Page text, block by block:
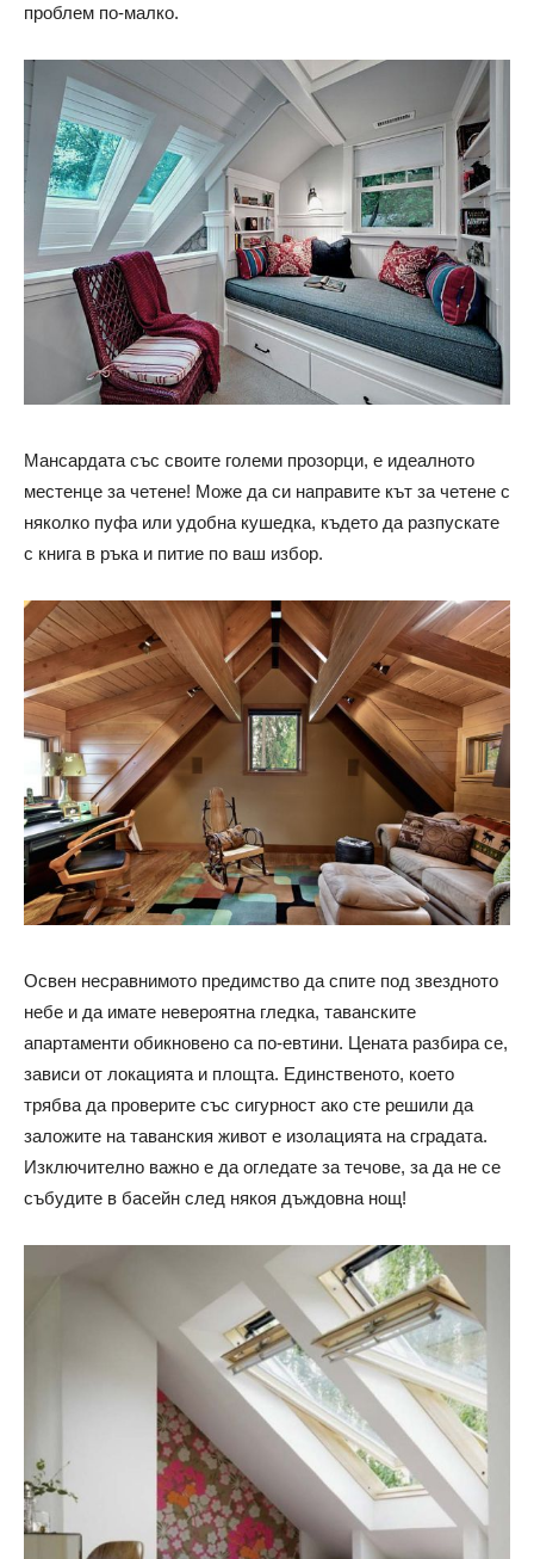
проблем по-малко.
Мансардата със своите големи прозорци, е идеалното
местенце за четене! Може да си направите кът за четене с
няколко пуфа или удобна кушедка, където да разпускате
с книга в ръка и питие по ваш избор.
Освен несравнимото предимство да спите под звездното
небе и да имате невероятна гледка, таванските
апартаменти обикновено са по-евтини. Цената разбира се,
зависи от локацията и площта. Единственото, което
трябва да проверите със сигурност ако сте решили да
заложите на таванския живот е изолацията на сградата.
Изключително важно е да огледате за течове, за да не се
събудите в басейн след някоя дъждовна нощ!